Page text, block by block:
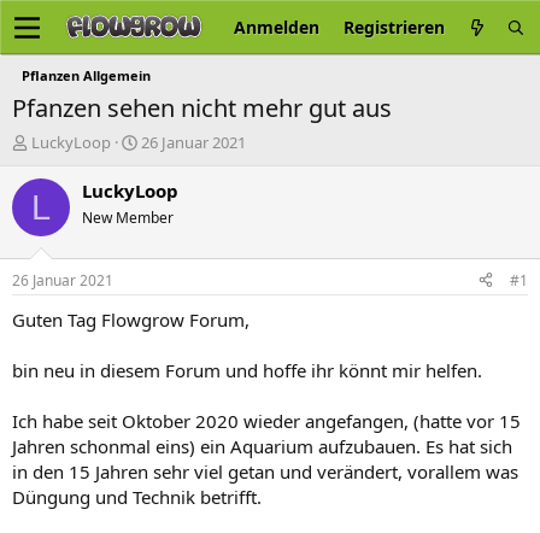
Anmelden Registrieren
Pflanzen Allgemein
Pfanzen sehen nicht mehr gut aus
E
s
e
r
LuckyLoop
E
s
e
t
a
m
26 Januar 2021
L LuckyLoop
New Member
26 Januar 2021 #1
Guten Tag Flowgrow Forum,
bin neu in diesem Forum und hoffe ihr könnt mir helfen.
Ich habe seit Oktober 2020 wieder angefangen, (hatte vor 15
Jahren schonmal eins) ein Aquarium aufzubauen. Es hat sich
in den 15 Jahren sehr viel getan und verändert, vorallem was
Düngung und Technik betrifft.